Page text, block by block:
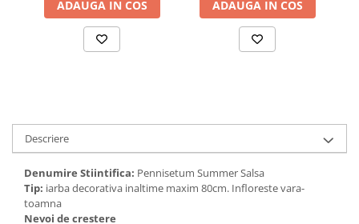
ADAUGA IN COS ADAUGA IN COS
Descriere
Denumire Stiintifica: Pennisetum Summer Salsa
Tip: iarba decorativa inaltime maxim 80cm. Infloreste vara-
toamna
Nevoi de crestere